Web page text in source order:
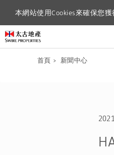
本網站使用Cookies來確保您
本網站使用Cookies來確保您
首頁 > 新聞中心